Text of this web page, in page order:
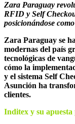
Zara Paraguay
RFID y Self
posicionándose
Zara Paraguay se
modernas del país
tecnológicas de
cómo la
y el sistema Self
Asunción ha
clientes.
Inditex y su